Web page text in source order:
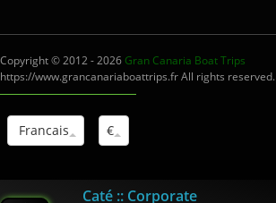
Copyright © 2012 - 2026Gran Canaria Boat Trips
https://www.grancanariaboattrips.fr All rights reserved.
Francais €
Interm.Turistico: I-0004012.1
Caté :: Corporate